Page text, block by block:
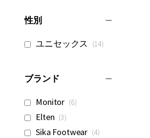
性別
ユニセックス 14商
ブランド
Monitor 6商
Elten 3商
品
Sika Footwear 4商